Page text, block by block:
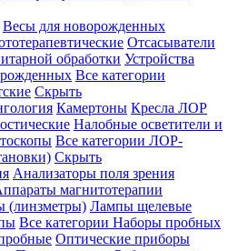
Весы для новорожденных
Отсасыватели
обработки Устройства
Все категории
Скрыть
Камертоны Кресла ЛОР
Налобные осветители и
Все категории ЛОР-
Скрыть
Анализаторы поля зрения
магнитотерапии
(линзметры) Лампы щелевые
Все категории Наборы пробных
Оптические приборы